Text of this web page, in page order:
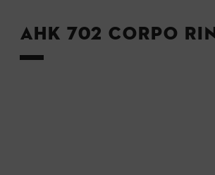
AHK 702 Corpo